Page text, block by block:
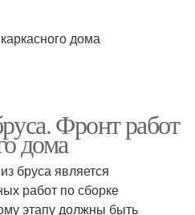
дома
Фронт работ
дома
бруса является
работ по сборке
этапу должны быть